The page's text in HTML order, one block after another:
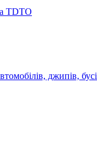
TDTO
джипів,